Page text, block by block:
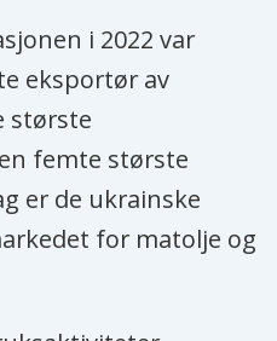
i 2022 var
eksportør av
største
femte største
er de ukrainske
for matolje og